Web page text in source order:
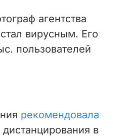
агентства
вирусным. Его
пользователей
рекомендовала
в